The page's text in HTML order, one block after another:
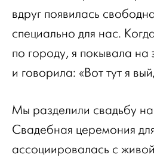
вдруг появилась
специально для нас.
по городу, я покывала на
и говорила: «Вот тут я
Мы разделили свадьбу на
Свадебная церемония
ассоциировалась с